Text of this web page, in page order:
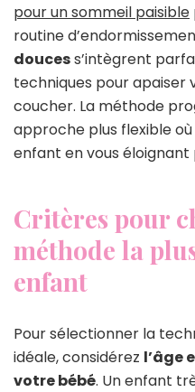
pour un sommeil paisible
routine
doucess’intègrent
techniques pour
coucher. La méthode
approche plus flexible
enfant en vous
Critères pour
méthode la
enfant
Pour sélectionner la
idéale, considérez l’âge
votre bébé. Un enfant